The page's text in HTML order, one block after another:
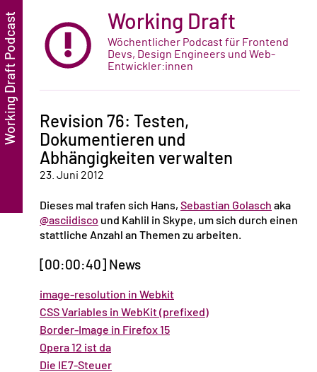
Working Draft
Wöchentlicher Podcast für Frontend
Devs, Design Engineers und Web-
Entwickler:innen
Revision 76: Testen,
Dokumentieren und
Abhängigkeiten verwalten
23. Juni 2012
Dieses mal trafen sich Hans, Sebastian Golasch aka
@asciidisco und Kahlil in Skype, um sich durch einen
stattliche Anzahl an Themen zu arbeiten.
[00:00:40] News
image-resolution in Webkit
CSS Variables in WebKit (prefixed)
Border-Image in Firefox 15
Opera 12 ist da
Die IE7-Steuer